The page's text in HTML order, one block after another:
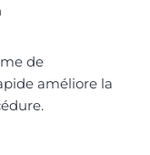
de
améliore la